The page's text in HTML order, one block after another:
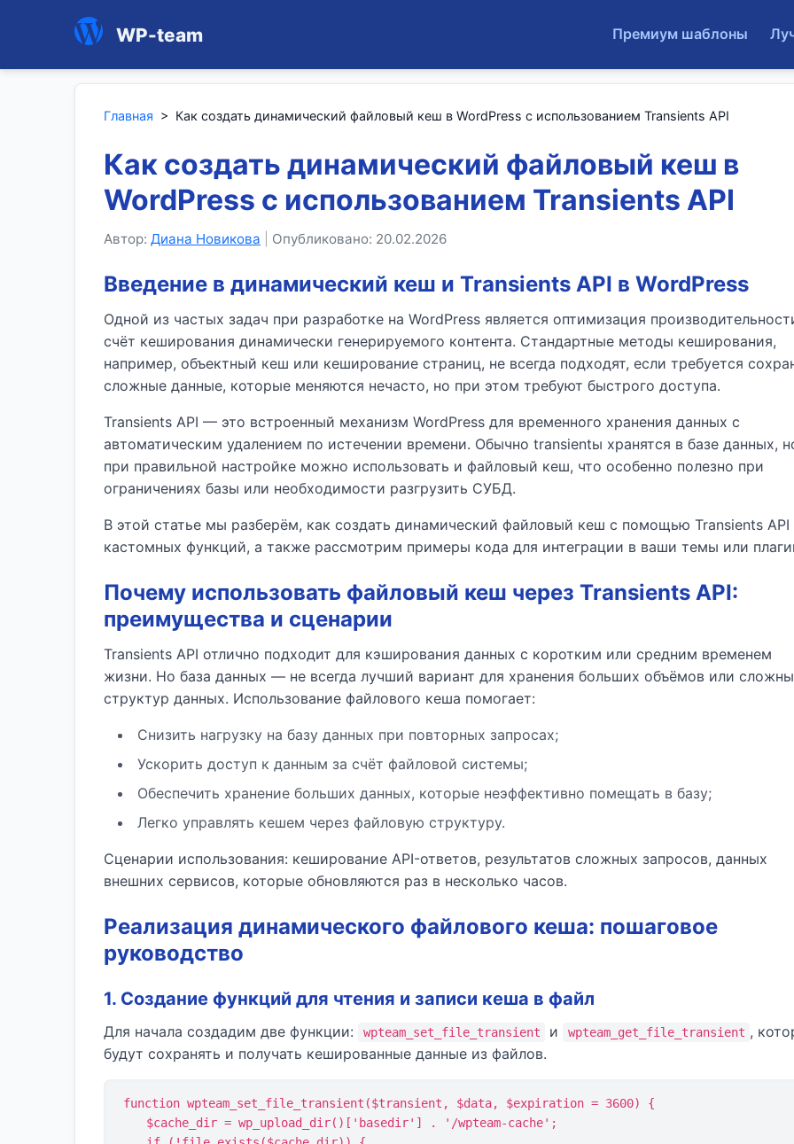
WP-team Премиум шаблоны
Главная > Как создать динамический файловый кеш в WordPress с использованием Transients API
Как создать динамический файловый кеш в
WordPress с использованием Transients API
Автор: Диана Новикова Опубликовано: 20.02.2026
Введение в динамический кеш и Transients API в WordPress
Одной из частых задач при разработке на WordPress является оптимизация
счёт кеширования динамически генерируемого контента. Стандартные методы кеширования,
например, объектный кеш или кеширование страниц, не всегда подходят, если требуется
сложные данные, которые меняются нечасто, но при этом требуют быстрого доступа.
Transients API — это встроенный механизм WordPress для временного хранения данных с
автоматическим удалением по истечении времени. Обычно transientы хранятся в базе данных,
при правильной настройке можно использовать и файловый кеш, что особенно полезно при
ограничениях базы или необходимости разгрузить СУБД.
В этой статье мы разберём, как создать динамический файловый кеш с помощью Transients API
кастомных функций, а также рассмотрим примеры кода для интеграции в ваши темы или
Почему использовать файловый кеш через Transients API:
преимущества и сценарии
Transients API отлично подходит для кэширования данных с коротким или средним временем
жизни. Но база данных — не всегда лучший вариант для хранения больших объёмов или
структур данных. Использование файлового кеша помогает:
Снизить нагрузку на базу данных при повторных запросах;
Ускорить доступ к данным за счёт файловой системы;
Обеспечить хранение больших данных, которые неэффективно помещать в базу;
Легко управлять кешем через файловую структуру.
Сценарии использования: кеширование API-ответов, результатов сложных запросов, данных
внешних сервисов, которые обновляются раз в несколько часов.
Реализация динамического файлового кеша: пошаговое
руководство
1. Создание функций для чтения и записи кеша в файл
Для начала создадим две функции: wpteam_set_file_transient и wpteam_get_file_transient ,
будут сохранять и получать кешированные данные из файлов.
function wpteam_set_file_transient($transient, $data, $expiration = 3600) {